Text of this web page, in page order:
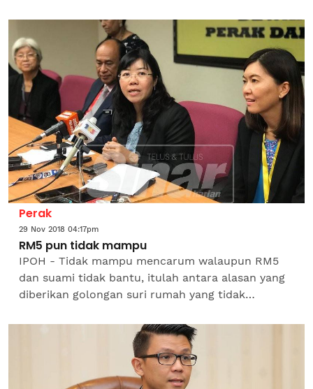
NGO, Hasnul...
Perak
29 Nov 2018 04:17pm
RM5 pun tidak mampu
IPOH - Tidak mampu mencarum walaupun RM5
dan suami tidak bantu, itulah antara alasan yang
diberikan golongan suri rumah yang tidak
Suri).Exco Kesejahteraan...